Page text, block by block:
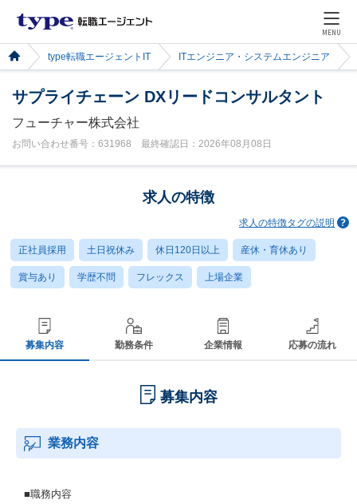
MENU
type転職エージェントIT ITエンジニア・システムエンジニア
サプライチェーン DXリードコンサルタント
フューチャー株式会社
お問い合わせ番号：631968 最終確認日：2026年08月08日
求人の特徴
求人の特徴タグの説明
正社員採用 土日祝休み 休日120日以上 産休・育休あり
賞与あり 学歴不問 フレックス 上場企業
募集内容 勤務条件 企業情報 応募の流れ
募集内容
業務内容
■職務内容